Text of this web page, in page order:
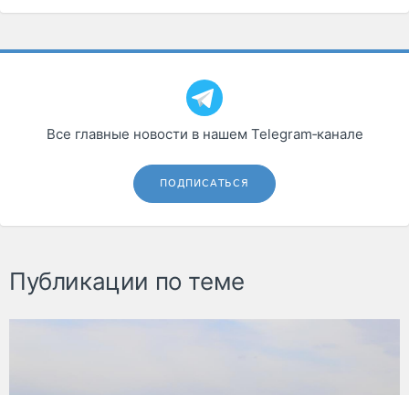
Все главные новости в нашем Telegram‑канале
ПОДПИСАТЬСЯ
Публикации по теме